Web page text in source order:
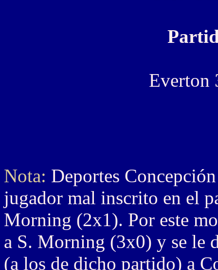
Everton
Nota: Deportes
jugador mal inscrito en el
Morning (2x1). Por este
a S. Morning (3x0) y se le
(a los de dicho partido) a